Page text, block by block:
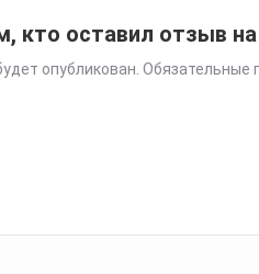
кто оставил отзыв на
опубликован. Обязательные